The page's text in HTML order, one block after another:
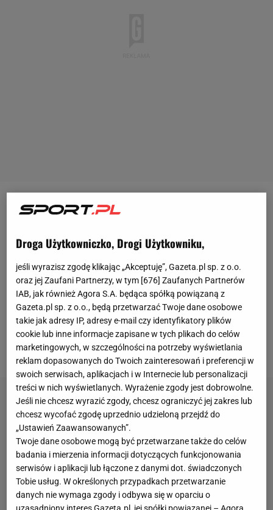
Pod koniec grudnia ubiegłego roku Widzew Łódź
miliona euro Osmana Bukariego z Austin FC, z
którym podpisał kontrakt do końca czerwca 2030
roku. Dotychczas Ghańczyk wystąpił w pięciu
meczach, w których nie zanotował żadnego udziału
bramkowego. A do tego nie było go na boisku we
wszystkich marcowych meczach Widzewa - trzech
w Ekstraklasie i jednym w Pucharze Polski.
Droga Użytkowniczko, Drogi Użytkowniku,
jeśli wyrazisz zgodę klikając „Akceptuję”, Gazeta.pl sp. z o.o.
oraz jej Zaufani Partnerzy, w tym [676] Zaufanych Partnerów
IAB, jak również Agora S.A. będąca spółką powiązaną z
Gazeta.pl sp. z o.o., będą przetwarzać Twoje dane osobowe
takie jak adresy IP, adresy e-mail czy identyfikatory plików
cookie lub inne informacje zapisane w tych plikach do celów
marketingowych, w szczególności na potrzeby wyświetlania
reklam dopasowanych do Twoich zainteresowań i preferencji w
swoich serwisach, aplikacjach i w Internecie lub personalizacji
treści w nich wyświetlanych. Wyrażenie zgody jest dobrowolne.
Jeśli nie chcesz wyrazić zgody, chcesz ograniczyć jej zakres lub
chcesz wycofać zgodę uprzednio udzieloną przejdź do
„Ustawień Zaawansowanych”.
Twoje dane osobowe mogą być przetwarzane także do celów
badania i mierzenia informacji dotyczących funkcjonowania
serwisów i aplikacji lub łączone z danymi dot. świadczonych
Tobie usług. W określonych przypadkach przetwarzanie
danych nie wymaga zgody i odbywa się w oparciu o
uzasadniony interes Gazeta.pl, jej spółki powiązanej – Agora